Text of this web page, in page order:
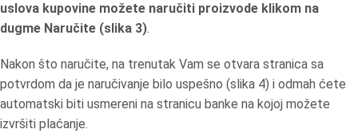
uslova kupovine možete naručiti proizvode klikom na
dugme Naručite (slika 3).
Nakon što naručite, na trenutak Vam se otvara stranica sa
potvrdom da je naručivanje bilo uspešno (slika 4) i odmah ćete
automatski biti usmereni na stranicu banke na kojoj možete
izvršiti plaćanje.